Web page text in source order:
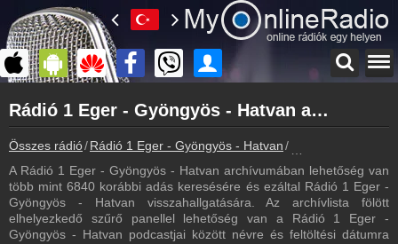
myonlineradio.hu
Rádió 1 Eger - Gyöngyös - Hatvan
Vissza a Rádió 1 Eger - Gyöngyös - Hatvan oldalára
Bejelentkezés
Hozz létre saját fiókot!
Most szól
Rádió 1 Eger - Gyöngyös - Hatvan archívum - Rádió 1 Eger - Gyöngyös - Hatvan podcasts - Rádió 1 Eger - Gyöngyös - Hatvan visszahallgatás
Összes rádió Rádió 1 Eger - Gyöngyös - Hatvan
A Rádió 1 Eger - Gyöngyös - Hatvan archívumában lehetőség van
több mint 6840 korábbi adás keresésére és ezáltal Rádió 1 Eger -
Gyöngyös - Hatvan visszahallgatására. Az archívlista fölött
elhelyezkedő szűrő panellel lehetőség van a Rádió 1 Eger -
Gyöngyös - Hatvan podcastjai között névre és feltöltési dátumra